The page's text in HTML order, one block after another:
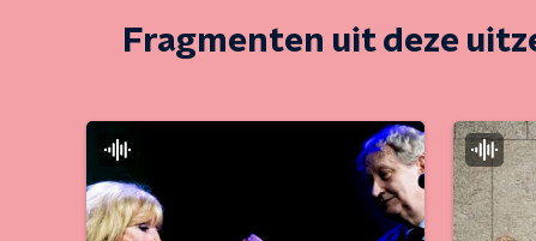
Fragmenten uit deze